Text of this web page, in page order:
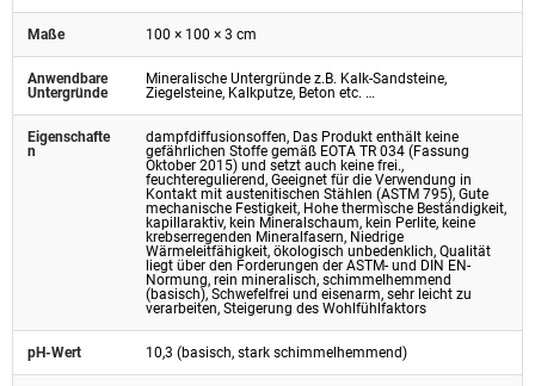
Maße 100 × 100 × 3 cm
Anwendbare
Untergründe
Mineralische Untergründe z.B. Kalk-Sandsteine,
Ziegelsteine, Kalkputze, Beton etc. …
Eigenschafte
n
dampfdiffusionsoffen, Das Produkt enthält keine
gefährlichen Stoffe gemäß EOTA TR 034 (Fassung
Oktober 2015) und setzt auch keine frei.,
feuchteregulierend, Geeignet für die Verwendung in
Kontakt mit austenitischen Stählen (ASTM 795), Gute
mechanische Festigkeit, Hohe thermische Beständigkeit,
kapillaraktiv, kein Mineralschaum, kein Perlite, keine
krebserregenden Mineralfasern, Niedrige
Wärmeleitfähigkeit, ökologisch unbedenklich, Qualität
liegt über den Forderungen der ASTM- und DIN EN-
Normung, rein mineralisch, schimmelhemmend
(basisch), Schwefelfrei und eisenarm, sehr leicht zu
verarbeiten, Steigerung des Wohlfühlfaktors
pH-Wert 10,3 (basisch, stark schimmelhemmend)